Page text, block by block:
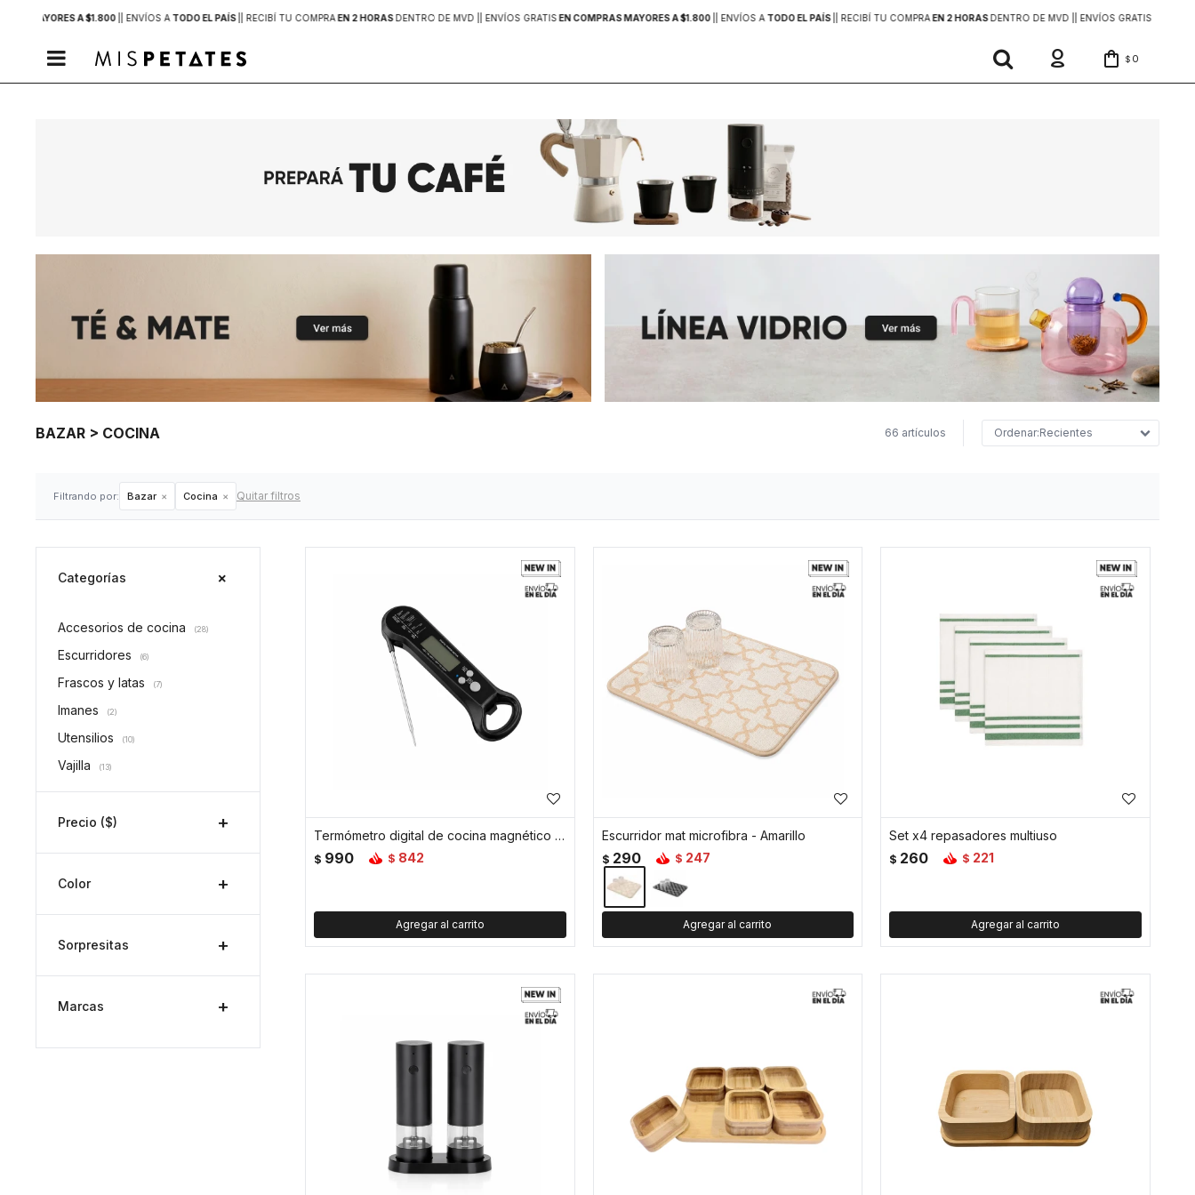
MAYORES A $1.800 | ENVÍOS A TODO EL PAÍS | RECIBÍ TU COMPRAEN 2 HORASDENTRO DE MVD | | ENVÍOS GRATISEN COMPRAS MAYORES A $1.800 | ENVÍOS A TODO EL PAÍS | RECIBÍ TU COMPRAEN 2 HORASDENTRO DE MVD | | ENVÍOS GRATIS
 $ 0
BAZAR > COCINA 66 artículos Recientes
Filtrando por: Bazar Cocina Quitar filtros
Termómetro digital de cocina magnético y con destapador - Negro
$ 990 $ 842
Escurridor mat microfibra - Amarillo
$ 290 $ 247
Set x4 repasadores multiuso
$ 260 $ 221
Categorías
Accesorios de cocina (28)
Escurridores (6)
Frascos y latas (7)
Imanes (2)
Utensilios (10)
Vajilla (13)
Precio ($)
Color
Sorpresitas
Marcas